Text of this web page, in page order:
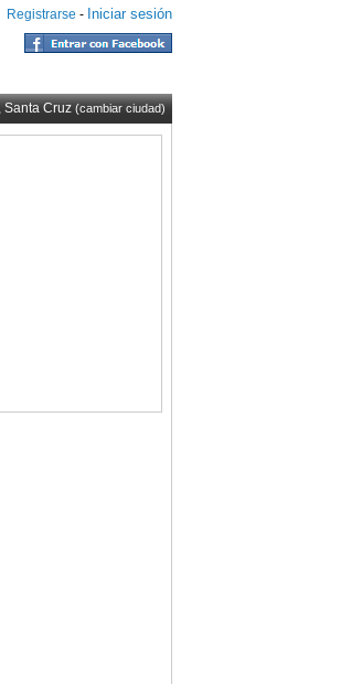
Registrarse - Iniciar sesión
Santa Cruz(cambiar ciudad)